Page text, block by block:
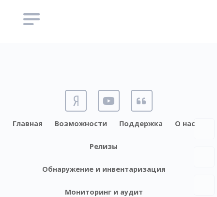
Главная Возможности Поддержка О нас
Релизы
Обнаружение и инвентаризация
Мониторинг и аудит